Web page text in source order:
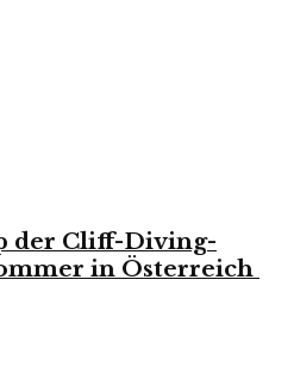
der Cliff-Diving-
in Österreich